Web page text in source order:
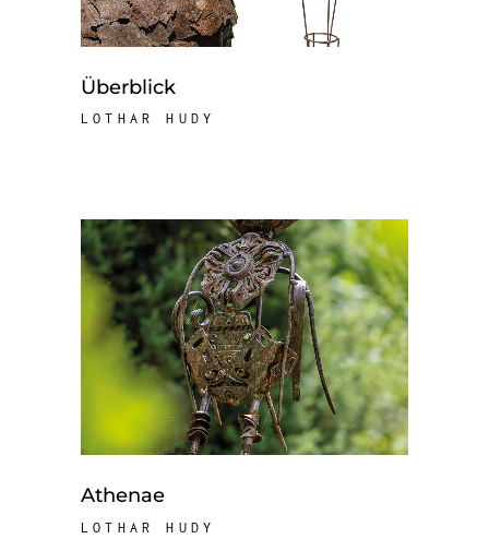
Überblick
LOTHAR HUDY
Athenae
LOTHAR HUDY